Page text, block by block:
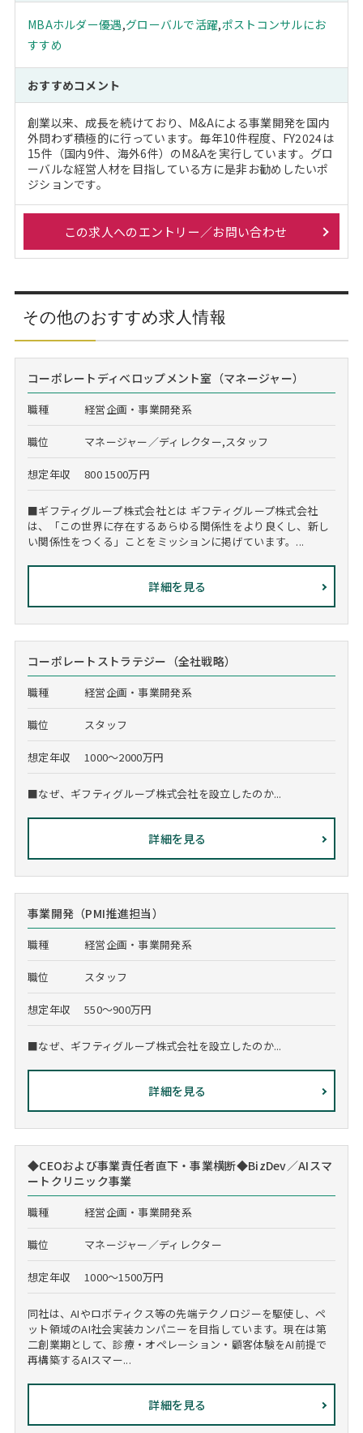
MBAホルダー優遇,グローバルで活躍,ポストコンサルにお
すすめ
おすすめコメント
創業以来、成長を続けており、M&Aによる事業開発を国内
外問わず積極的に行っています。毎年10件程度、FY2024は
15件（国内9件、海外6件）のM&Aを実行しています。グロ
ーバルな経営人材を目指している方に是非お勧めしたいポ
ジションです。
この求人へのエントリー／お問い合わせ
その他のおすすめ求人情報
コーポレートディべロップメント室（マネージャー）
職種 経営企画・事業開発系
職位 マネージャー／ディレクター,スタッフ
想定年収 800 1500万円
■ギフティグループ株式会社とは ギフティグループ株式会社
は、「この世界に存在するあらゆる関係性をより良くし、新し
い関係性をつくる」ことをミッションに掲げています。...
詳細を見る
コーポレートストラテジー（全社戦略）
職種 経営企画・事業開発系
職位 スタッフ
想定年収 1000～2000万円
■なぜ、ギフティグループ株式会社を設立したのか...
詳細を見る
事業開発（PMI推進担当）
職種 経営企画・事業開発系
職位 スタッフ
想定年収 550～900万円
■なぜ、ギフティグループ株式会社を設立したのか...
詳細を見る
◆CEOおよび事業責任者直下・事業横断◆BizDev／AIスマ
ートクリニック事業
職種 経営企画・事業開発系
職位 マネージャー／ディレクター
想定年収 1000～1500万円
同社は、AIやロボティクス等の先端テクノロジーを駆使し、ペ
ット領域のAI社会実装カンパニーを目指しています。現在は第
二創業期として、診療・オペレーション・顧客体験をAI前提で
再構築するAIスマー...
詳細を見る